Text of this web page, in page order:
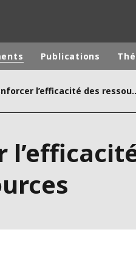
Dans le
AMÉRIQUE
Publications
Renforcer